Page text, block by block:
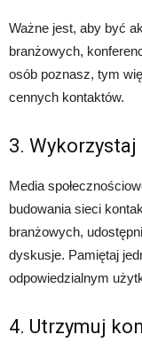
Ważne jest, aby być
branżowych,
osób poznasz, tym
cennych kontaktów.
3.
Media
budowania sieci
branżowych,
dyskusje. Pamiętaj
odpowiedzialnym
4. Utrzymuj